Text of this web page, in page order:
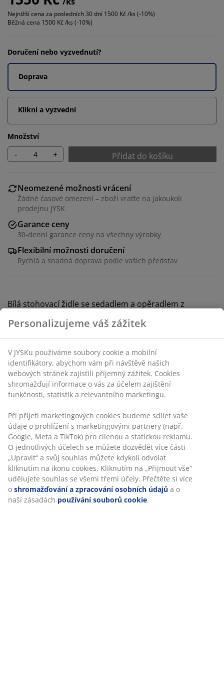
Nejnižší cena za posledních 30 dní 1500 Kč /ks (-10%)
Běžná cena 1500 Kč /ks (-10%)
Doručení nebo vyzvednutí?
Doprava
Klikni a vyzvedni
Množství
- + Přidat do košíku
Neomezené možnosti vrácení
Žádné časové omezení – zboží vraťte na jakoukoli
prodejnu JYSK
Garance ceny
30-denní garance ceny na všechny výrobky
Flexibilní možnosti doručení
Rychlá a snadná doprava podle vašich představ
Bílá stohovací židle se sedadlem a opěradlem z
oceli. Odolné dřevo je ošetřeno olejem pro ochranu a
zdůraznění přirozené barvy. Díky pravidelnému
olejování si dřevo zachová barvu a získá ochranu před
vlhkostí. Ocel je galvanizovaná, což ji chrání před rzí a
opotřebením. Zahradní židle je stohovací pro
kompaktní uložení.
Návod k sestavení
Specifikace
Personalizujeme váš zážitek
V JYSKu používáme soubory cookie a mobilní
identifikátory, abychom vám při návštěvě našich
webových stránek zajistili příjemný zážitek. Cookies
shromažďují informace o vás za účelem zajištění
funkčnosti, statistik a relevantního marketingu.
Při přijetí marketingových cookies budeme sdílet vaše
údaje o prohlížení s marketingovými partnery (např.
Google, Meta a TikTok) pro cílenou a statickou reklamu.
O jednotlivých účelech se můžete dozvědět více části
„Upravit“ a svůj souhlas můžete kdykoli odvolat
kliknutím na ikonu cookies. Kliknutím na „Přijmout vše“
udělujete souhlas se všemi třemi účely. Přečtěte si více
o shromažďování a zpracování osobních údajů a o
naší zásadách používání souborů cookie.